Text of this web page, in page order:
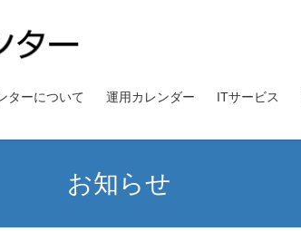
ターについて 運用カレンダー ITサービス
お知らせ